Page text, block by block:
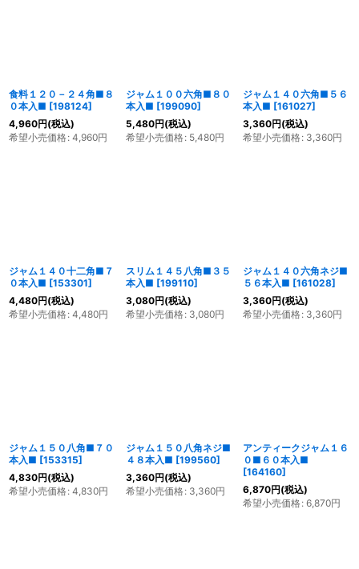
食料１２０－２４角■８
０本入■ [198124]
4,960円(税込)
希望小売価格: 4,960円
ジャム１００六角■８０
本入■ [199090]
5,480円(税込)
希望小売価格: 5,480円
ジャム１４０六角■５６
本入■ [161027]
3,360円(税込)
希望小売価格: 3,360円
ジャム１４０十二角■７
０本入■ [153301]
4,480円(税込)
希望小売価格: 4,480円
スリム１４５八角■３５
本入■ [199110]
3,080円(税込)
希望小売価格: 3,080円
ジャム１４０六角ネジ■
５６本入■ [161028]
3,360円(税込)
希望小売価格: 3,360円
ジャム１５０八角■７０
本入■ [153315]
4,830円(税込)
希望小売価格: 4,830円
ジャム１５０八角ネジ■
４８本入■ [199560]
3,360円(税込)
希望小売価格: 3,360円
アンティークジャム１６
０■６０本入■
[164160]
6,870円(税込)
希望小売価格: 6,870円